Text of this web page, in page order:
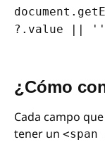
?.value ||
¿Cómo
Cada campo
tener un <span